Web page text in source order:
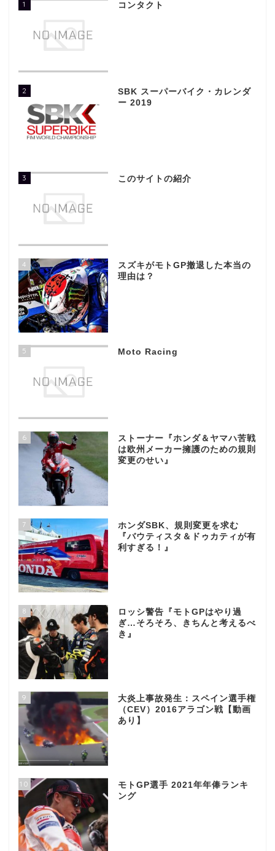
1 コンタクト
2
SBK スーパーバイク・カレンダ
ー 2019
3 このサイトの紹介
4
スズキがモトGP撤退した本当の
理由は？
5 Moto Racing
6
ストーナー『ホンダ＆ヤマハ苦戦
は欧州メーカー擁護のための規則
変更のせい』
7
ホンダSBK、規則変更を求む
『バウティスタ＆ドゥカティが有
利すぎる！』
8
ロッシ警告『モトGPはやり過
ぎ…そろそろ、きちんと考えるべ
き』
9
大炎上事故発生：スペイン選手権
（CEV）2016アラゴン戦【動画
あり】
10
モトGP選手 2021年年俸ランキ
ング